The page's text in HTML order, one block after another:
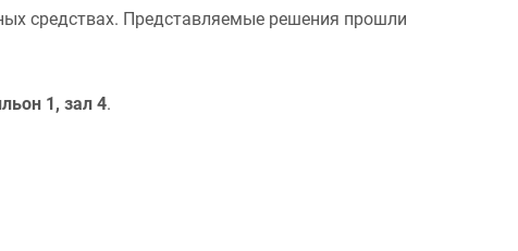
средствах. Представляемые решения прошли
1, зал 4.